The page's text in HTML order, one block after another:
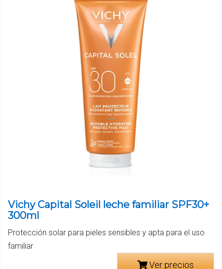
Vichy Capital Soleil leche familiar SPF30+
300ml
Protección solar para pieles sensibles y apta para el uso
familiar
Ver precios